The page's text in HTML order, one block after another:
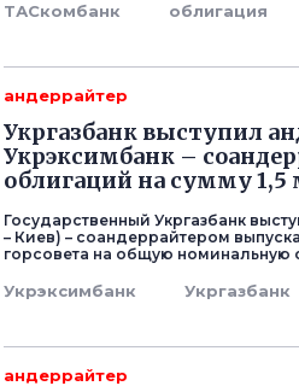
ТАСкомбанк облигация
андеррайтер
Укргазбанк выступил
Укрэксимбанк –
облигаций на сумму 1,5
Государственный Укргазбанк
– Киев) – соандеррайтером
горсовета на общую номинальную
Укрэксимбанк Укргазбанк
андеррайтер